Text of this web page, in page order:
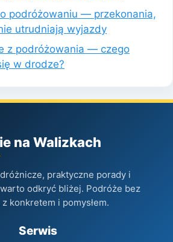
podróżowaniu — przekonania,
utrudniają wyjazdy
z podróżowania — czego
w drodze?
na Walizkach
praktyczne porady i
odkryć bliżej. Podróże bez
konkretem i pomysłem.
Serwis